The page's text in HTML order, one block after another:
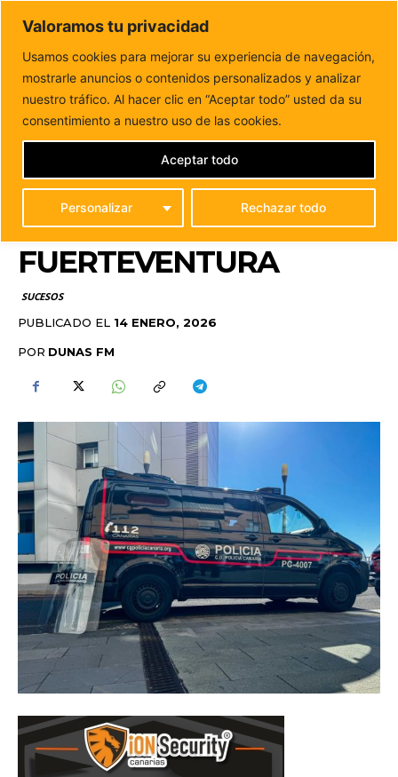
Valoramos tu privacidad
Usamos cookies para mejorar su experiencia de navegación,
mostrarle anuncios o contenidos personalizados y analizar
nuestro tráfico. Al hacer clic en “Aceptar todo” usted da su
consentimiento a nuestro uso de las cookies.
Personalizar Rechazar todo
Aceptar todo
DUNAS FM
Tu informacion de forma cercana
Inicio SUCESOS
Cuatro detenidos y 21 actas por drogas
en un operativo de la...
CUATRO DETENIDOS Y
21 ACTAS POR DROGAS
EN UN OPERATIVO DE
LA POLICÍA CANARIA EN
FUERTEVENTURA
SUCESOS
PUBLICADO EL 14 ENERO, 2026
POR DUNAS FM